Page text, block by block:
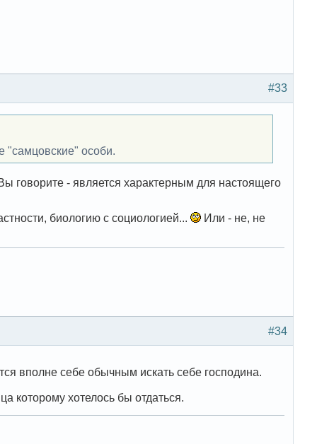
#33
"самцовские" особи.
говорите - является характерным для настоящего
биологию с социологией... Или - не, не
#34
вполне себе обычным искать себе господина.
которому хотелось бы отдаться.